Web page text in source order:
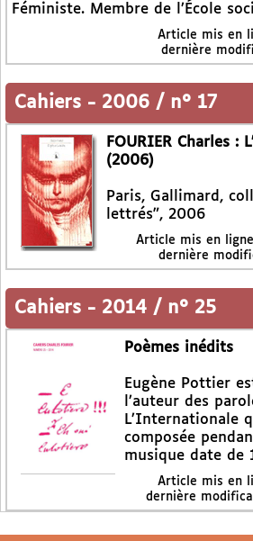
Féministe. Membre de l’École
Article mis en
dernière
Cahiers - 2006 / n° 17
FOURIER Charles :
(2006)
Paris, Gallimard,
lettrés", 2006
Article mis en
dernière
Cahiers - 2014 / n° 25
Poèmes inédits
Eugène Pottier
l’auteur des
L’Internationale
composée
musique date
Article mis en
dernière